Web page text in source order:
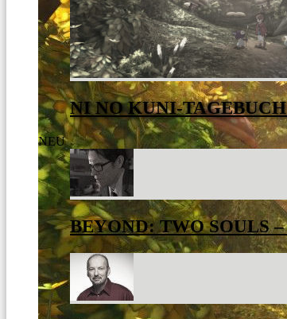
NI NO KUNI-
NEU
BEYOND: TWO SOULS